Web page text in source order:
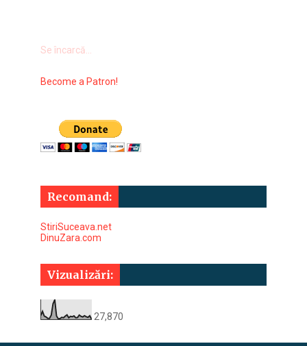
Se încarcă...
Become a Patron!
Recomand:
StiriSuceava.net
DinuZara.com
Vizualizări:
27,870